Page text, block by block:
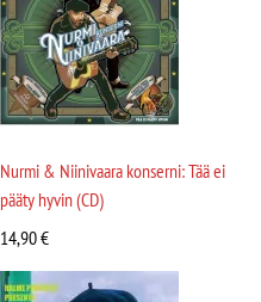
Nurmi & Niinivaara konserni: Tää ei
pääty hyvin (CD)
14,90€